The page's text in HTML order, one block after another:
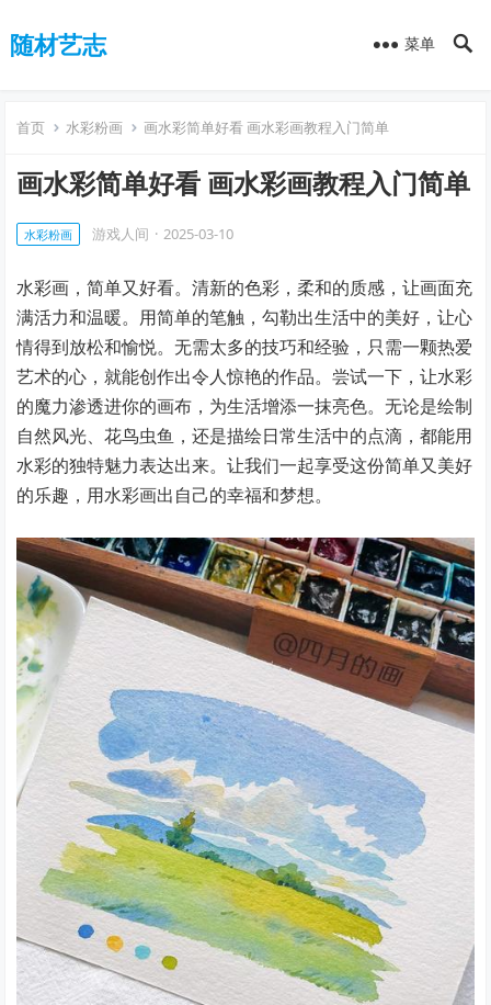
随材艺志 菜单
首页 水彩粉画 画水彩简单好看 画水彩画教程入门简单
画水彩简单好看 画水彩画教程入门简单
水彩粉画 游戏人间 · 2025-03-10
水彩画，简单又好看。清新的色彩，柔和的质感，让画面充
满活力和温暖。用简单的笔触，勾勒出生活中的美好，让心
情得到放松和愉悦。无需太多的技巧和经验，只需一颗热爱
艺术的心，就能创作出令人惊艳的作品。尝试一下，让水彩
的魔力渗透进你的画布，为生活增添一抹亮色。无论是绘制
自然风光、花鸟虫鱼，还是描绘日常生活中的点滴，都能用
水彩的独特魅力表达出来。让我们一起享受这份简单又美好
的乐趣，用水彩画出自己的幸福和梦想。